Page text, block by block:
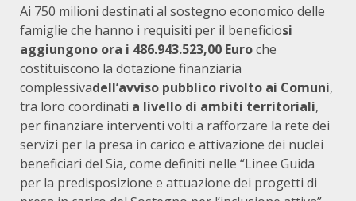
Ai 750 milioni destinati al sostegno economico delle
famiglie che hanno i requisiti per il beneficiosi
aggiungono ora i 486.943.523,00 Euroche
costituiscono la dotazione finanziaria
complessivadell’avviso pubblico rivolto ai Comuni,
tra loro coordinati a livello di ambiti territoriali,
per finanziare interventi volti a rafforzare la rete dei
servizi per la presa in carico e attivazione dei nuclei
beneficiari del Sia, come definiti nelle “Linee Guida
per la predisposizione e attuazione dei progetti di